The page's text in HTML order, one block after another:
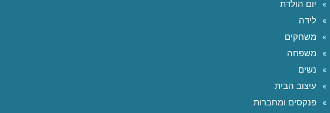
יום הולדת
לידה
משחקים
משפחה
נשים
עיצוב הבית
פנקסים ומחברות